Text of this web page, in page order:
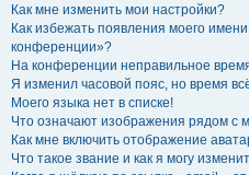
Как мне изменить мои настройки?
Как избежать появления моего
конференции»?
На конференции неправильное
Я изменил часовой пояс, но время
Моего языка нет в списке!
Что означают изображения рядом с
Как мне включить отображение
Что такое звание и как я могу